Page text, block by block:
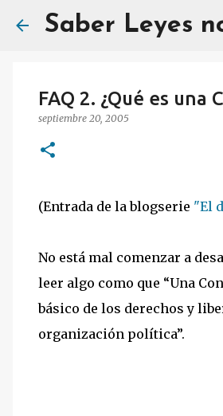
Saber Leyes
FAQ 2. ¿Qué es una
septiembre 20, 2005
(Entrada de la blogserie "El
No está mal comenzar a
leer algo como que “Una
básico de los derechos y
organización política”.